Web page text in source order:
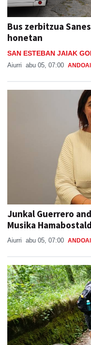
Bus zerbitzua
honetan
SAN ESTEBAN JAIAK
Aiurri abu 05, 07:00
Junkal Guerrero
Musika
Aiurri abu 05, 07:00